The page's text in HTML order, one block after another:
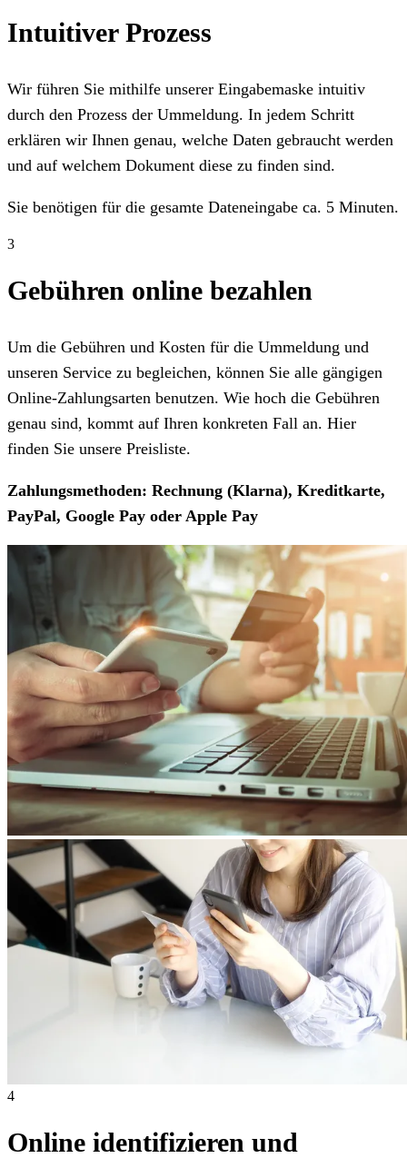
Intuitiver Prozess
Wir führen Sie mithilfe unserer Eingabemaske intuitiv
durch den Prozess der Ummeldung. In jedem Schritt
erklären wir Ihnen genau, welche Daten gebraucht werden
und auf welchem Dokument diese zu finden sind.
Sie benötigen für die gesamte Dateneingabe ca. 5 Minuten.
3
Gebühren online bezahlen
Um die Gebühren und Kosten für die Ummeldung und
unseren Service zu begleichen, können Sie alle gängigen
Online-Zahlungsarten benutzen. Wie hoch die Gebühren
genau sind, kommt auf Ihren konkreten Fall an. Hier
finden Sie unsere Preisliste.
Zahlungsmethoden: Rechnung (Klarna), Kreditkarte,
PayPal, Google Pay oder Apple Pay
4
Online identifizieren und